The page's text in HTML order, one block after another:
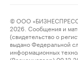
© ООО
2026. Сообщения и
(свидетельство о
выдано Федеральной
информационных